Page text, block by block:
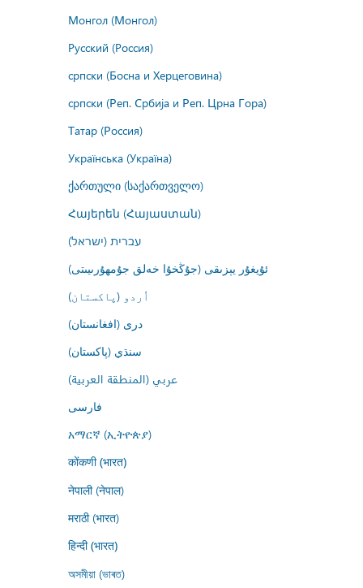
Монгол (Монгол)
Русский (Россия)
српски (Босна и Херцеговина)
српски (Реп. Србија и Реп. Црна Гора)
Татар (Россия)
Українська (Україна)
ქართული (საქართველო)
Հայերեն (Հայաստան)
עברית (ישראל)
ئۇيغۇر يېزىقى (جۇڭخۇا خەلق جۇمھۇرىيىتى)
اُردو (پاکستان)
درى (افغانستان)
سنڌي (پاکستان)
عربي (المنطقة العربية)
فارسى
አማርኛ (ኢትዮጵያ)
कोंकणी (भारत)
नेपाली (नेपाल)
मराठी (भारत)
हिन्दी (भारत)
অসমীয়া (ভাৰত)